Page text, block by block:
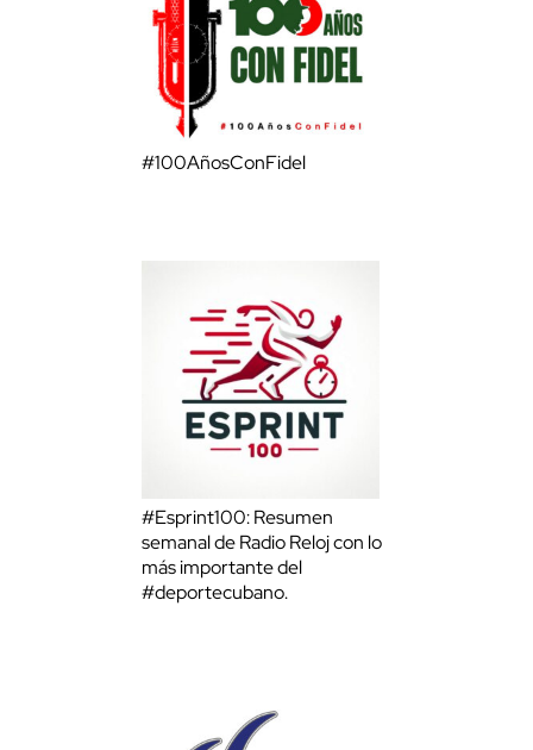
#100AñosConFidel
#Esprint100: Resumen
semanal de Radio Reloj con lo
más importante del
#deportecubano.